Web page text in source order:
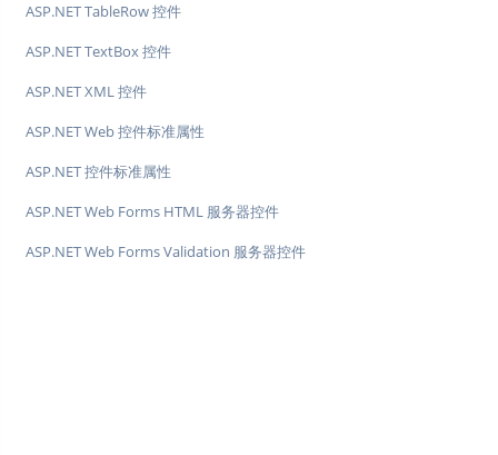
ASP.NET TableRow 控件
ASP.NET TextBox 控件
ASP.NET XML 控件
ASP.NET Web 控件标准属性
ASP.NET 控件标准属性
ASP.NET Web Forms HTML 服务器控件
ASP.NET Web Forms Validation 服务器控件